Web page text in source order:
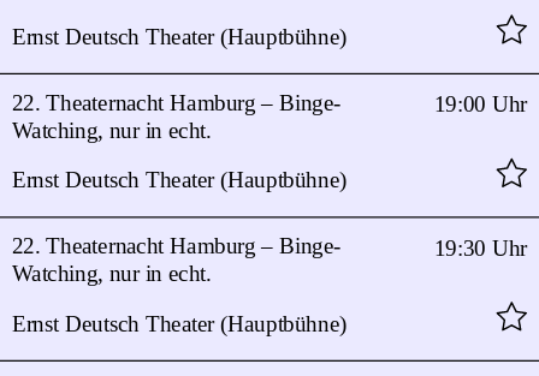
Ernst Deutsch Theater (Hauptbühne)
Ernst Deutsch Theater (Hauptbühne)
19:00 Uhr
22. Theaternacht Hamburg – Binge-
Watching, nur in echt.
Ernst Deutsch Theater (Hauptbühne)
19:30 Uhr
22. Theaternacht Hamburg – Binge-
Watching, nur in echt.